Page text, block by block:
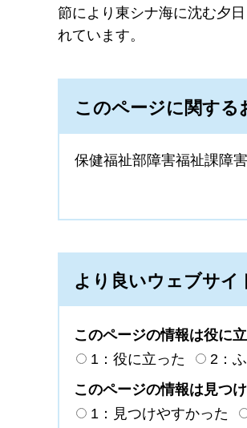
節により東シナ海に沈む夕
れています。
このページに関する
保健福祉部障害福祉課障
より良いウェブサ
このページの情報は役に
1：役に立った
2：
このページの情報は見つ
1：見つけやすかった